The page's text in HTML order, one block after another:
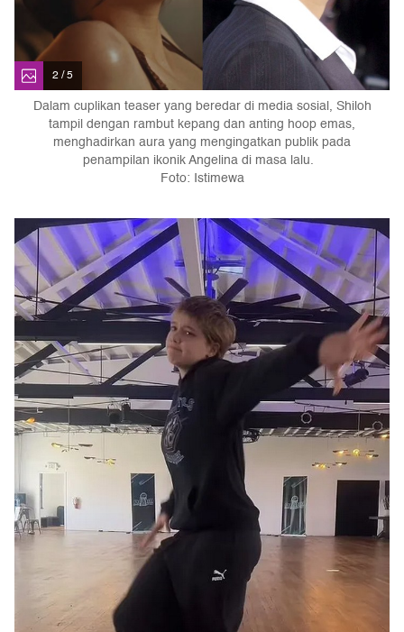
2 / 5
Dalam cuplikan teaser yang beredar di media sosial, Shiloh
tampil dengan rambut kepang dan anting hoop emas,
menghadirkan aura yang mengingatkan publik pada
penampilan ikonik Angelina di masa lalu.
Foto: Istimewa